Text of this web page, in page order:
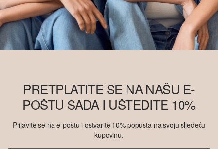
PRETPLATITE SE NA NAŠU E-
POŠTU SADA I UŠTEDITE 10%
Prijavite se na e-poštu i ostvarite 10% popusta na svoju sljedeću
kupovinu.